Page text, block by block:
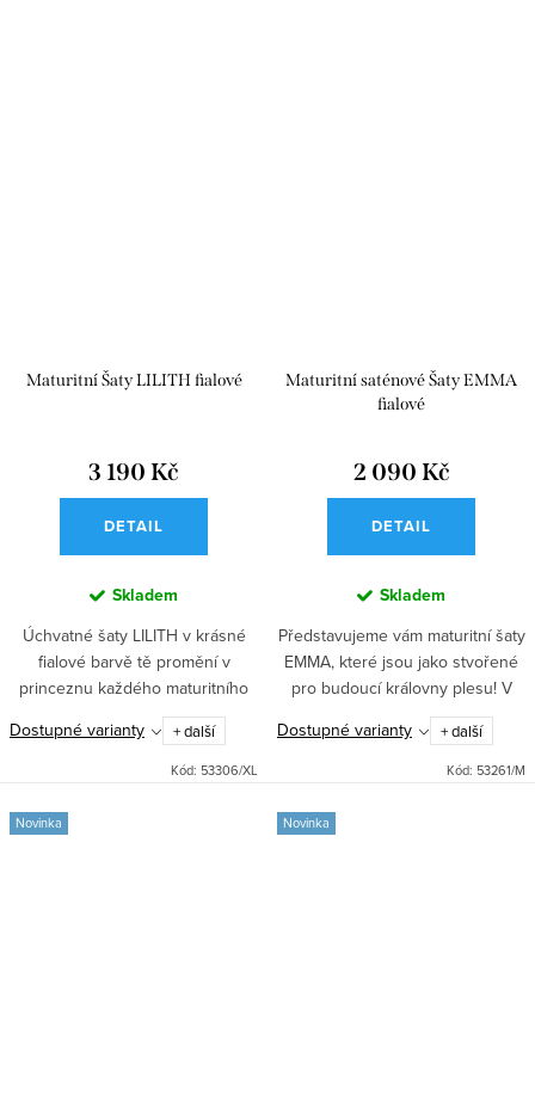
Maturitní Šaty LILITH fialové
3 190 Kč
DETAIL
Skladem
Úchvatné šaty LILITH v krásné
fialové barvě tě promění v
princeznu každého maturitního
plesu i gala večera. Krajkový
živůtek, spadlá ramínka a dlouhá
tylová sukně jsou jako...
Dostupné varianty + další
Kód: 53306/XL
Maturitní saténové Šaty EMMA
fialové
2 090 Kč
DETAIL
Skladem
Představujeme vám maturitní šaty
EMMA, které jsou jako stvořené
pro budoucí královny plesu! V
těchto saténových šatech
okouzlíte každého svým
romantickým vzhledem.
Dostupné varianty + další
Kód: 53261/M
Novinka Novinka